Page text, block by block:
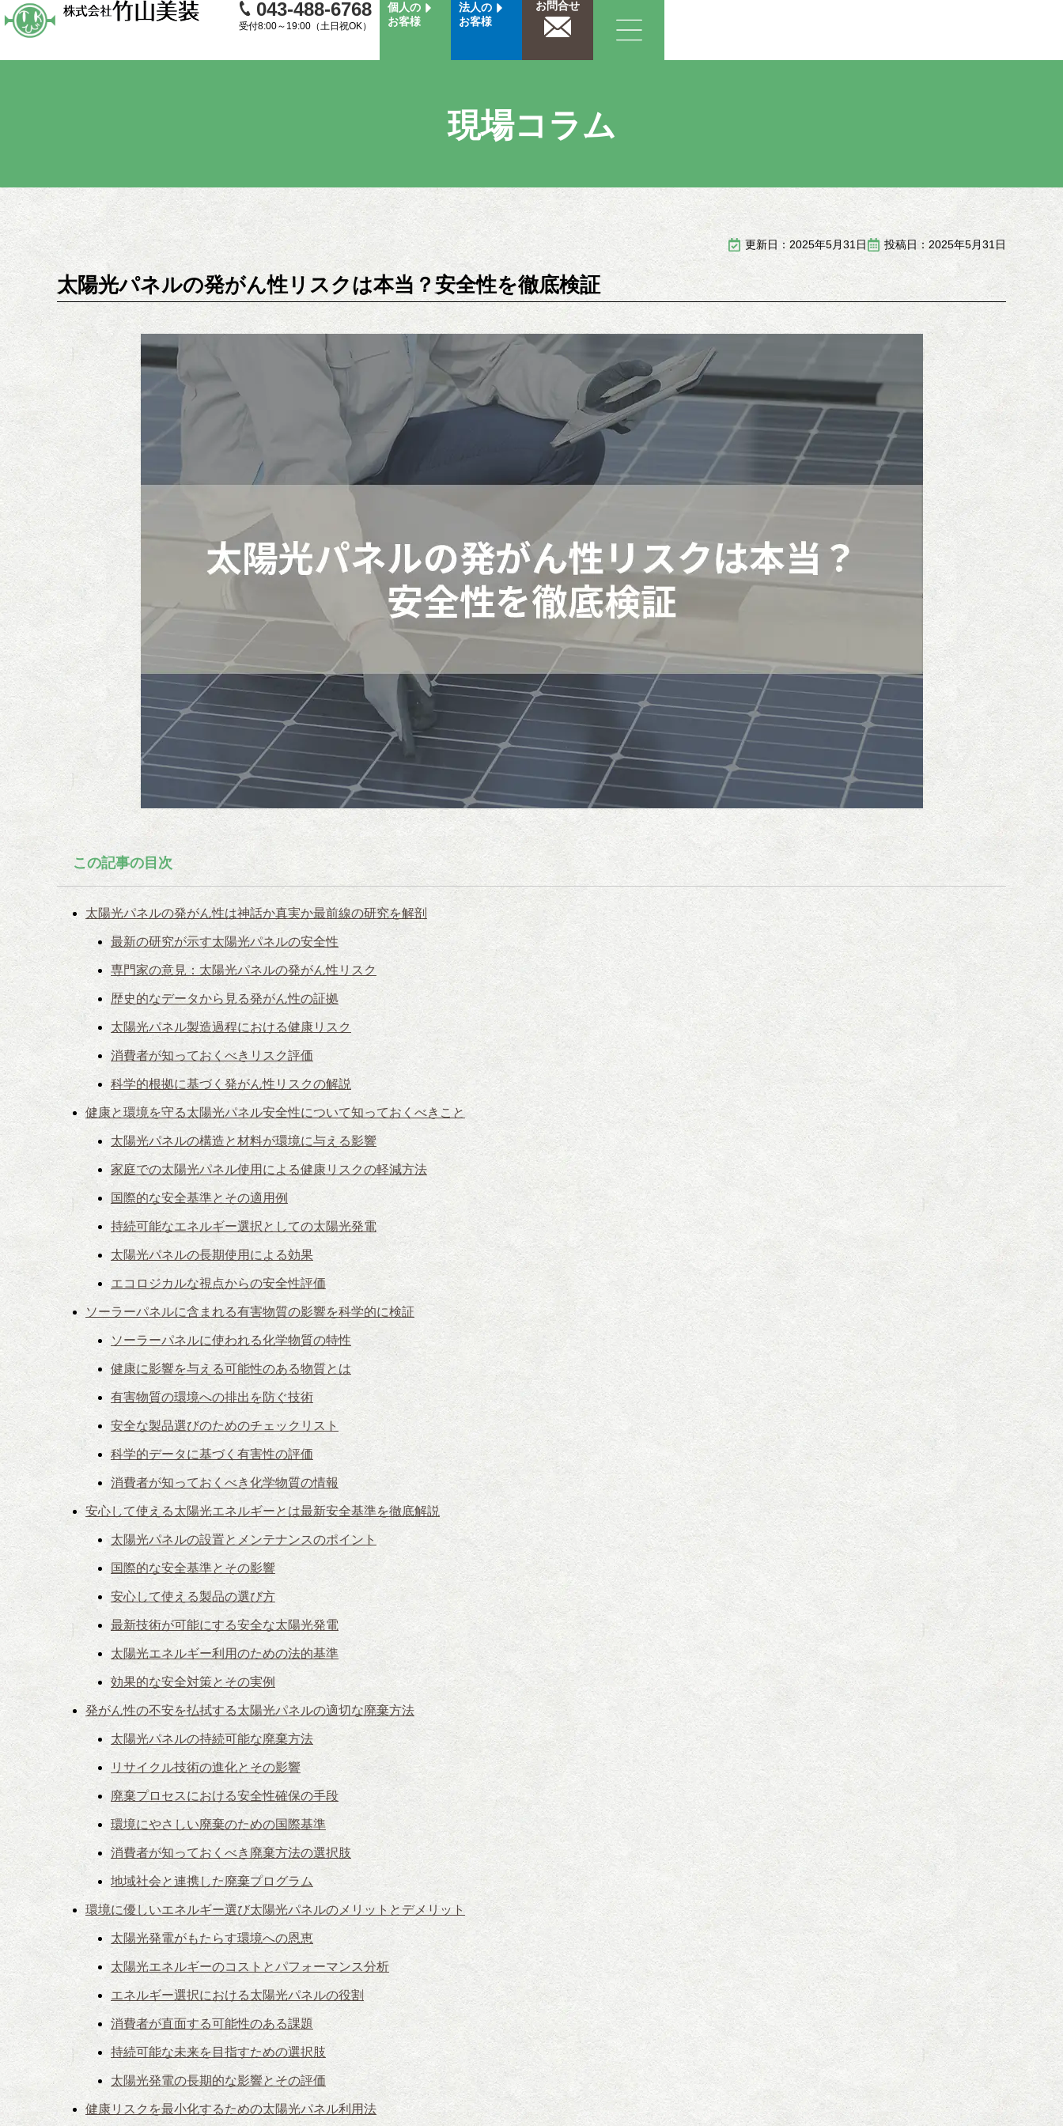
043-488-6768
受付8:00～19:00（土日祝OK）
個人の
お客様
法人の
お客様
お問合せ
現場コラム
更新日：2025年5月31日 投稿日：2025年5月31日
太陽光パネルの発がん性リスクは本当？安全性を徹底検証
この記事の目次
太陽光パネルの発がん性は神話か真実か最前線の研究を解剖
最新の研究が示す太陽光パネルの安全性
専門家の意見：太陽光パネルの発がん性リスク
歴史的なデータから見る発がん性の証拠
太陽光パネル製造過程における健康リスク
消費者が知っておくべきリスク評価
科学的根拠に基づく発がん性リスクの解説
健康と環境を守る太陽光パネル安全性について知っておくべきこと
太陽光パネルの構造と材料が環境に与える影響
家庭での太陽光パネル使用による健康リスクの軽減方法
国際的な安全基準とその適用例
持続可能なエネルギー選択としての太陽光発電
太陽光パネルの長期使用による効果
エコロジカルな視点からの安全性評価
ソーラーパネルに含まれる有害物質の影響を科学的に検証
ソーラーパネルに使われる化学物質の特性
健康に影響を与える可能性のある物質とは
有害物質の環境への排出を防ぐ技術
安全な製品選びのためのチェックリスト
科学的データに基づく有害性の評価
消費者が知っておくべき化学物質の情報
安心して使える太陽光エネルギーとは最新安全基準を徹底解説
太陽光パネルの設置とメンテナンスのポイント
国際的な安全基準とその影響
安心して使える製品の選び方
最新技術が可能にする安全な太陽光発電
太陽光エネルギー利用のための法的基準
効果的な安全対策とその実例
発がん性の不安を払拭する太陽光パネルの適切な廃棄方法
太陽光パネルの持続可能な廃棄方法
リサイクル技術の進化とその影響
廃棄プロセスにおける安全性確保の手段
環境にやさしい廃棄のための国際基準
消費者が知っておくべき廃棄方法の選択肢
地域社会と連携した廃棄プログラム
環境に優しいエネルギー選び太陽光パネルのメリットとデメリット
太陽光発電がもたらす環境への恩恵
太陽光エネルギーのコストとパフォーマンス分析
エネルギー選択における太陽光パネルの役割
消費者が直面する可能性のある課題
持続可能な未来を目指すための選択肢
太陽光発電の長期的な影響とその評価
健康リスクを最小化するための太陽光パネル利用法